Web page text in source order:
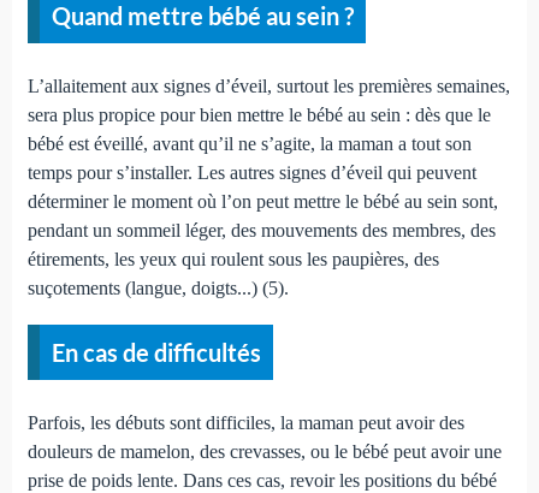
Quand mettre bébé au sein ?
L’allaitement aux signes d’éveil, surtout les premières semaines,
sera plus propice pour bien mettre le bébé au sein : dès que le
bébé est éveillé, avant qu’il ne s’agite, la maman a tout son
temps pour s’installer. Les autres signes d’éveil qui peuvent
déterminer le moment où l’on peut mettre le bébé au sein sont,
pendant un sommeil léger, des mouvements des membres, des
étirements, les yeux qui roulent sous les paupières, des
suçotements (langue, doigts...) (5).
En cas de difficultés
Parfois, les débuts sont difficiles, la maman peut avoir des
douleurs de mamelon, des crevasses, ou le bébé peut avoir une
prise de poids lente. Dans ces cas, revoir les positions du bébé